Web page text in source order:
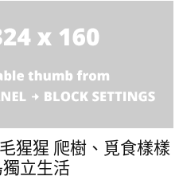
猩猩 爬樹、覓食樣樣
立生活